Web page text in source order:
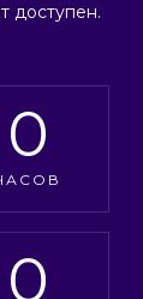
доступен.
0
0